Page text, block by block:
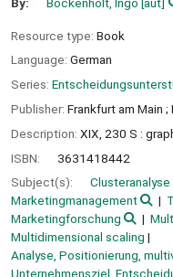
Resource type: Book
Language: German
Series:
Publisher: Frankfurt am Main ;
Description: XIX, 230 S :
ISBN:
3631418442
Subject(s):
Clusteranalyse
Marketingmanagement
Marketingforschung
Multidimensional scaling
Analyse, Positionierung,
Unternehmensziel,